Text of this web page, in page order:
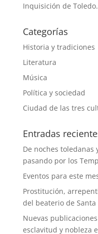
Inquisición de Toledo.
Categorías
Historia y tradiciones
Literatura
Música
Política y sociedad
Ciudad de las tres
Entradas
De noches toledanas
pasando por los
Eventos para este
Prostitución,
del beaterio de
Nuevas
esclavitud y nobleza